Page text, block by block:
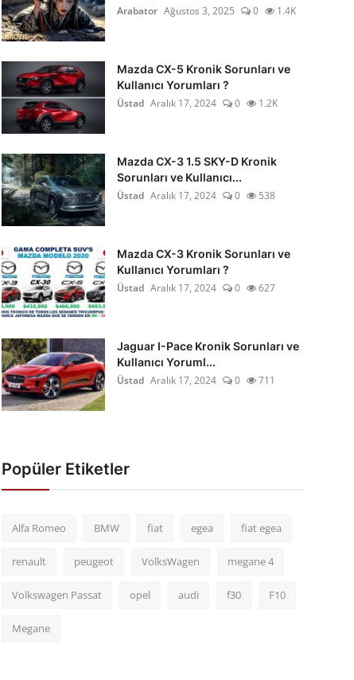
Arabator Ağustos 3, 2025 0 1.4K
Mazda CX-5 Kronik Sorunları ve
Kullanıcı Yorumları ?
Üstad Aralık 17, 2024 0 1.2K
Mazda CX-3 1.5 SKY-D Kronik
Sorunları ve Kullanıcı...
Üstad Aralık 17, 2024 0 538
Mazda CX-3 Kronik Sorunları ve
Kullanıcı Yorumları ?
Üstad Aralık 17, 2024 0 627
Jaguar I-Pace Kronik Sorunları ve
Kullanıcı Yoruml...
Üstad Aralık 17, 2024 0 711
Popüler Etiketler
Alfa Romeo BMW fiat egea fiat egea
renault peugeot VolksWagen megane 4
Volkswagen Passat opel audi f30 F10
Megane